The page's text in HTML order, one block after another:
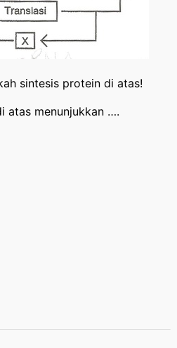
sintesis protein di atas!
atas menunjukkan ….